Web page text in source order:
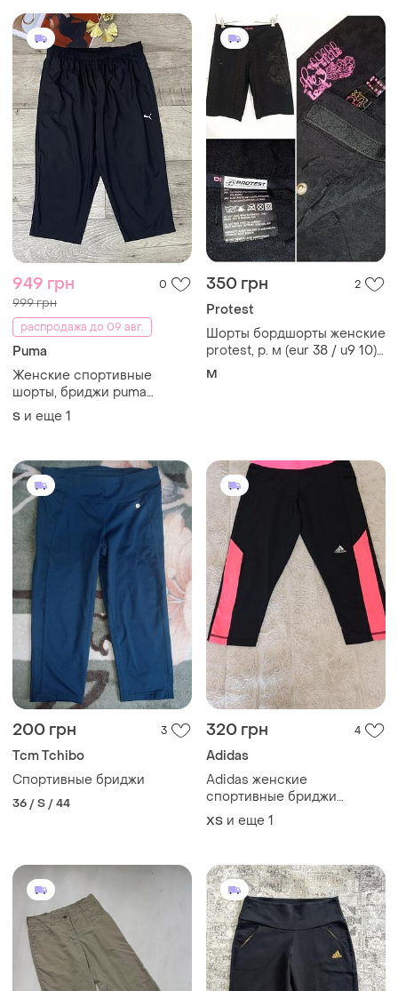
949 грн 0
999 грн
распродажа до 09 авг.
Puma
Женские спортивные
шорты, бриджи puma
running 3/4 woven pants,
р.s-m
S и еще 1
350 грн 2
Protest
Шорты бордшорты женские
protest, р. м (eur 38 / u9 10),
черные
M
200 грн 3
Tcm Tchibo
Спортивные бриджи
36 / S / 44
320 грн 4
Adidas
Adidas женские
спортивные бриджи
удлиненные шорты в
идеале размер xs- s.
ХS и еще 1